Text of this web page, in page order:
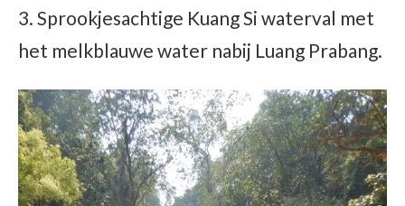
3. Sprookjesachtige Kuang Si waterval met
het melkblauwe water nabij Luang Prabang.